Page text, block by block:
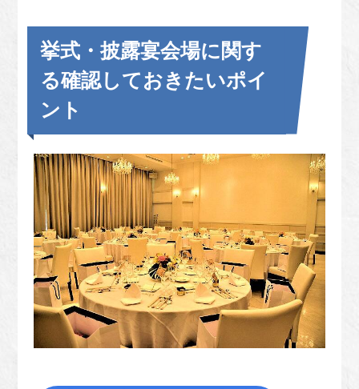
挙式・披露宴会場に関す
る確認しておきたいポイ
ント